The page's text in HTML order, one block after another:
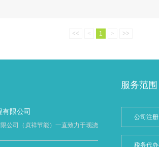
<< < 1 > >>
限公司
公司（贞祥节能）一直致力于现浇
服务范围
公司注册
税务代办